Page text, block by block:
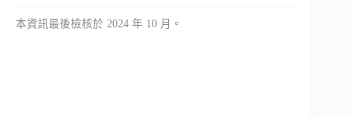
本資訊最後檢核於 2024 年 10 月。